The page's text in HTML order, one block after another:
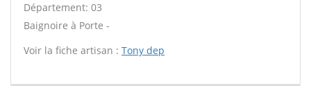
Département: 03
Baignoire à Porte -
Voir la fiche artisan : Tony dep